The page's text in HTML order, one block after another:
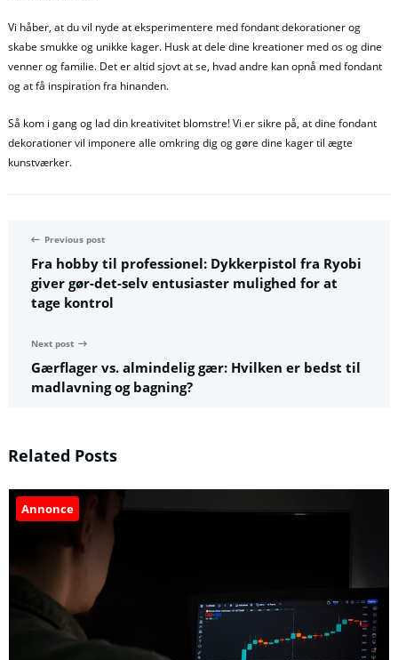
Vi håber, at du vil nyde at eksperimentere med fondant dekorationer og
skabe smukke og unikke kager. Husk at dele dine kreationer med os og dine
venner og familie. Det er altid sjovt at se, hvad andre kan opnå med fondant
og at få inspiration fra hinanden.
Så kom i gang og lad din kreativitet blomstre! Vi er sikre på, at dine fondant
dekorationer vil imponere alle omkring dig og gøre dine kager til ægte
kunstværker.
Previous post
Fra hobby til professionel: Dykkerpistol fra Ryobi
giver gør-det-selv entusiaster mulighed for at
tage kontrol
Next post
Gærflager vs. almindelig gær: Hvilken er bedst til
madlavning og bagning?
Related Posts
Annonce